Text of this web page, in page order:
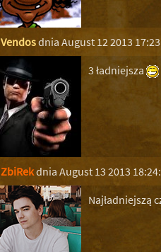
Vendosdnia August 12 2013
3 ładniejsza
ZbiRekdnia August 13 2013
Najładniejszą